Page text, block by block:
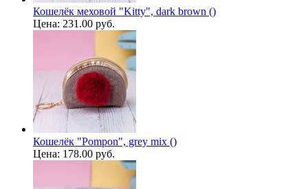
Кошелёк меховой "Kitty", dark brown ()
Цена: 231.00 руб.
Кошелёк "Pompon", grey mix ()
Цена: 178.00 руб.